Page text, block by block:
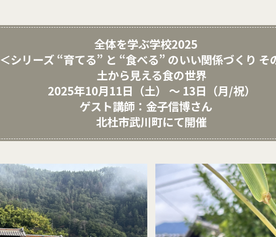
全体を学ぶ学校2025
＜シリーズ “育てる” と “食べる” のいい関係づくり そ
土から見える食の世界
2025年10月11日 （土） ～ 13日（月/祝）
ゲスト講師：金子信博さん
北杜市武川町にて開催